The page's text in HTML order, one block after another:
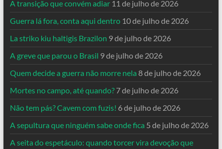
A transição que convém adiar 11 de julho de 2026
Guerra lá fora, conta aqui dentro 10 de julho de 2026
La striko kiu haltigis Brazilon 9 de julho de 2026
A greve que parou o Brasil 9 de julho de 2026
Quem decide a guerra não morre nela 8 de julho de 2026
Mortes no campo, até quando? 7 de julho de 2026
Não tem pás? Cavem com fuzis! 6 de julho de 2026
A sepultura que ninguém sabe onde fica 5 de julho de 2026
A seita do espetáculo: quando torcer vira devoção que